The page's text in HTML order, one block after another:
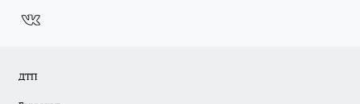
ДТП